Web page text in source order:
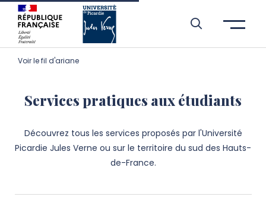
Aller à l’entête de page
Aller au menu principale
Aller au contenu principal
Aller à la recherche
Passer aux cookies
Aller au pied de page
Voir le fil d'ariane
Services pratiques aux étudiants
Découvrez tous les services proposés par l'Université
Picardie Jules Verne ou sur le territoire du sud des Hauts-
de-France.